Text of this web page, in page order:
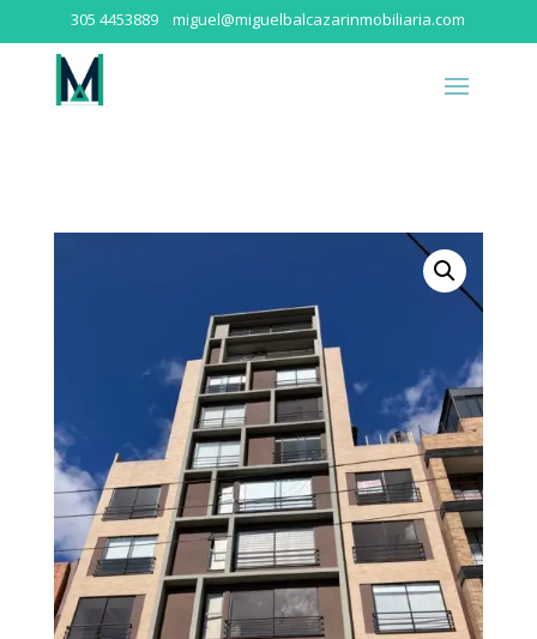
305 4453889miguel@miguelbalcazarinmobiliaria.com